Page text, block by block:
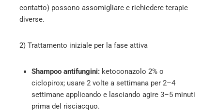
contatto) possono assomigliare e richiedere terapie
diverse.
2) Trattamento iniziale per la fase attiva
Shampoo antifungini: ketoconazolo 2% o
ciclopirox; usare 2 volte a settimana per 2–4
settimane applicando e lasciando agire 3–5 minuti
prima del risciacquo.